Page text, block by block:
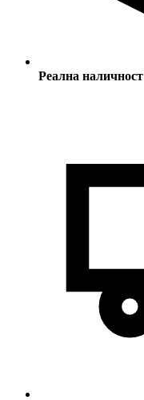
Реална наличност